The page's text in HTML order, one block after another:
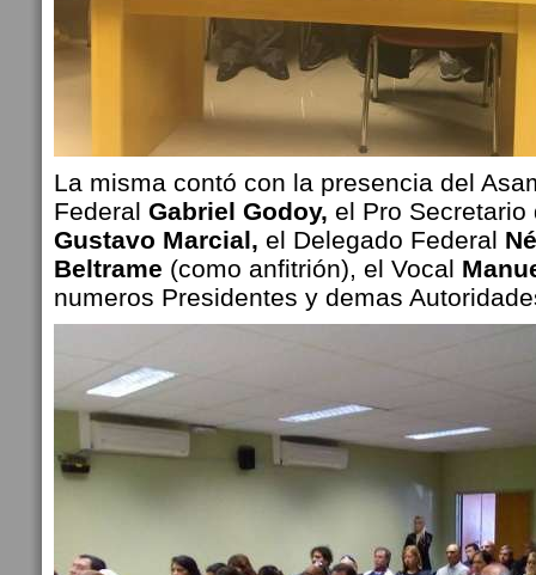
La misma contó con la presencia del
Federal Gabriel Godoy, el Pro Secretario
Gustavo Marcial, el Delegado Federal
Beltrame (como anfitrión), el Vocal
numeros Presidentes y demas